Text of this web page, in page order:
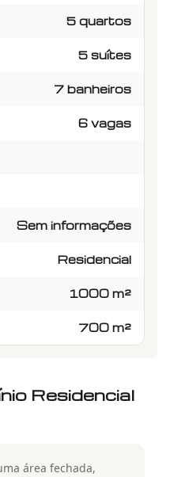
5 quartos
5 suítes
7 banheiros
6 vagas
Sem informações
Residencial
1000 m²
700 m²
Residencial
área fechada,